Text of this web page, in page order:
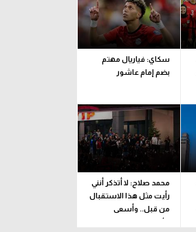
سكاي: فياريال مهتم
بضم إمام عاشور
محمد صلاح: لا أتذكر أنني
رأيت مثل هذا الاستقبال
من قبل.. وأسعى
للألقاب مع الفريق